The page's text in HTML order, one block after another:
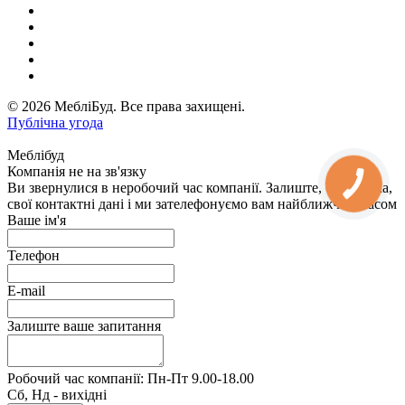
© 2026 МебліБуд. Все права захищені.
Публічна угода
Меблібуд
Компанія не на зв'язку
Ви звернулися в неробочий час компанії. Залиште, будь ласка,
свої контактні дані і ми зателефонуємо вам найближчим часом
Ваше ім'я
Телефон
E-mail
Залиште ваше запитання
Робочий час компанії: Пн-Пт 9.00-18.00
Сб, Нд - вихідні